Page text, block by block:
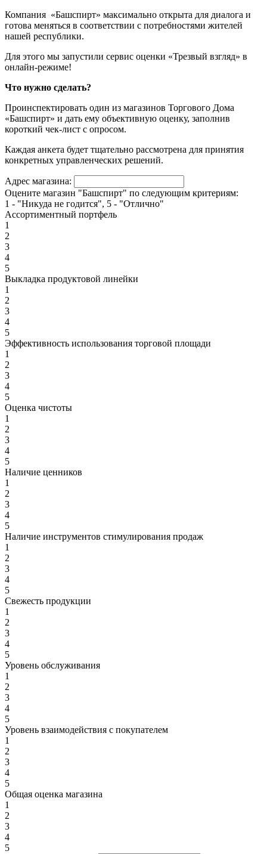
Компания «Башспирт» максимально открыта для диалога и
готова меняться в соответствии с потребностями жителей
нашей республики.
Для этого мы запустили сервис оценки «Трезвый взгляд» в
онлайн-режиме!
Что нужно сделать?
Проинспектировать один из магазинов Торгового Дома
«Башспирт» и дать ему объективную оценку, заполнив
короткий чек-лист с опросом.
Каждая анкета будет тщательно рассмотрена для принятия
конкретных управленческих решений.
Адрес магазина:
Оцените магазин "Башспирт" по следующим критериям:
1 - "Никуда не годится", 5 - "Отлично"
Ассортиментный портфель
1
2
3
4
5
Выкладка продуктовой линейки
1
2
3
4
5
Эффективность использования торговой площади
1
2
3
4
5
Оценка чистоты
1
2
3
4
5
Наличие ценников
1
2
3
4
5
Наличие инструментов стимулирования продаж
1
2
3
4
5
Свежесть продукции
1
2
3
4
5
Уровень обслуживания
1
2
3
4
5
Уровень взаимодействия с покупателем
1
2
3
4
5
Общая оценка магазина
1
2
3
4
5